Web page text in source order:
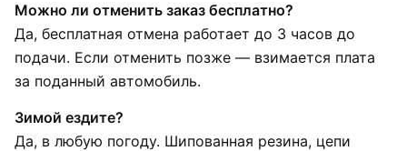
Можно ли отменить заказ бесплатно?
Да, бесплатная отмена работает до 3 часов до
подачи. Если отменить позже — взимается плата
за поданный автомобиль.
Зимой ездите?
Да, в любую погоду. Шипованная резина, цепи